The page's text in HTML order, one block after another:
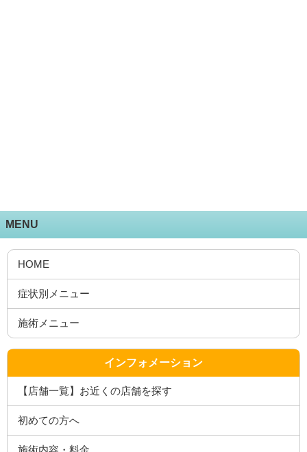
MENU
HOME
症状別メニュー
施術メニュー
インフォメーション
【店舗一覧】お近くの店舗を探す
初めての方へ
施術内容・料金